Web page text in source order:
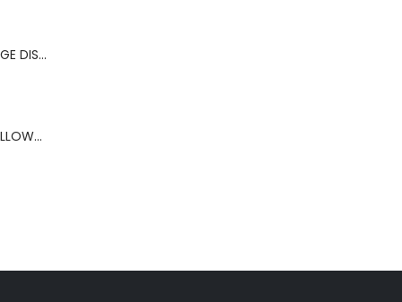
BERNS ACR.OHRRINGE DISP. 130*320MM FOR 36 PAIRS
BERNS ARMBAND PILLOW+HOLD.8*8 ,5 WH.PU